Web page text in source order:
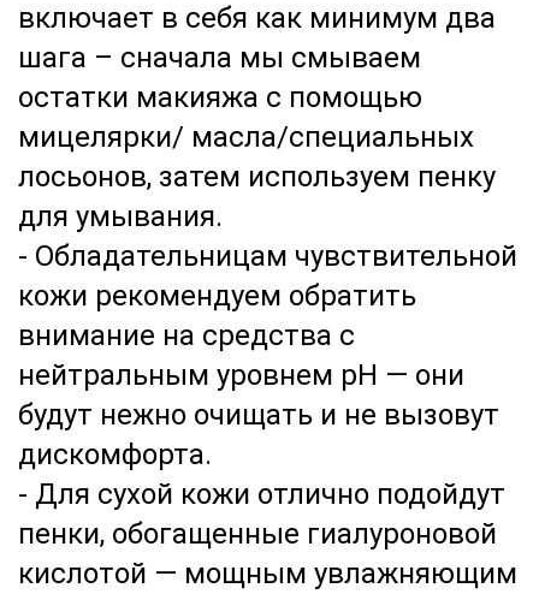
включает в себя как минимум два
шага – сначала мы смываем
остатки макияжа с помощью
мицелярки/ масла/специальных
лосьонов, затем используем пенку
для умывания.
- Обладательницам чувствительной
кожи рекомендуем обратить
внимание на средства с
нейтральным уровнем pH — они
будут нежно очищать и не вызовут
дискомфорта.
- Для сухой кожи отлично подойдут
пенки, обогащенные гиалуроновой
кислотой — мощным увлажняющим